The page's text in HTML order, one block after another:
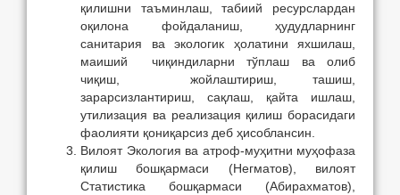
қилишни таъминлаш, табиий ресурслардан
оқилона фойдаланиш, ҳудудларнинг
санитария ва экологик ҳолатини яхшилаш,
маиший чиқиндиларни тўплаш ва олиб
чиқиш, жойлаштириш, ташиш,
зарарсизлантириш, сақлаш, қайта ишлаш,
утилизация ва реализация қилиш борасидаги
фаолияти қониқарсиз деб ҳисоблансин.
Вилоят Экология ва атроф-муҳитни муҳофаза
қилиш бошқармаси (Негматов), вилоят
Статистика бошқармаси (Абирахматов),